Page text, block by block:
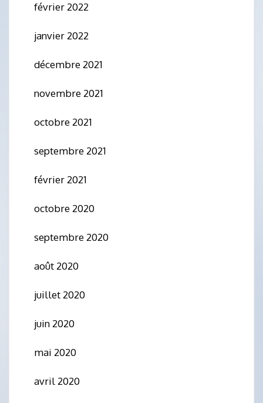
février 2022
janvier 2022
décembre 2021
novembre 2021
octobre 2021
septembre 2021
février 2021
octobre 2020
septembre 2020
août 2020
juillet 2020
juin 2020
mai 2020
avril 2020